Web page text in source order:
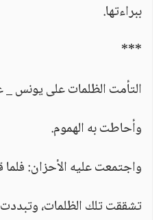
ببراءتها.
***
التأمت الظلمات على يونس _
وأحاطت به الهموم.
واجتمعت عليه الأحزان: فلما
تشققت تلك الظلمات،